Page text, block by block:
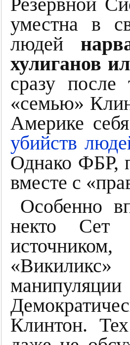
Резервной
уместна в
людей
хулиганов
сразу после
«семью»
Америке
убийств
Однако ФБР,
вместе с
Особенно
некто
Клинтон.